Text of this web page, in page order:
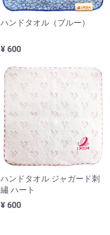
ハンドタオル（ブルー）
¥ 600
ハンドタオル ジャガード刺
繡 ハート
¥ 600